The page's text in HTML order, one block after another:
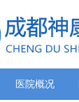
医院概况